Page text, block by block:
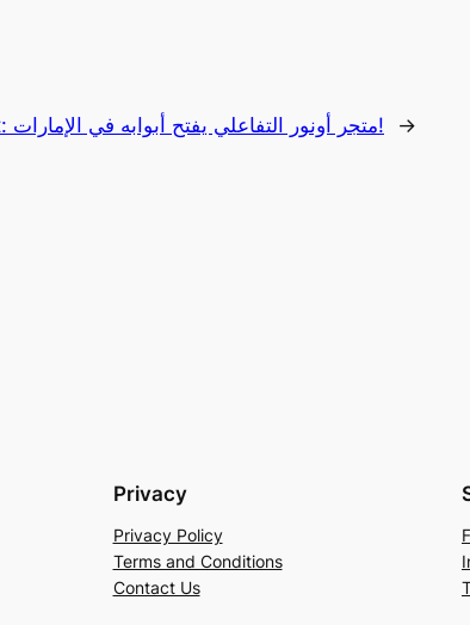
متجر أونور التفاعلي يفتح أبوابه في الإمارات! →
Privacy
Privacy Policy
Terms and Conditions
Contact Us